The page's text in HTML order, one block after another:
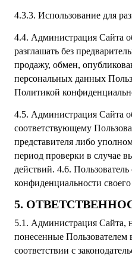
4.3.3. Использование для
4.4. Администрация Сайта
разглашать без
продажу, обмен,
персональных данных
Политикой
4.5. Администрация Сайта
соответствующему
представителя либо
период проверки в случае
действий. 4.6. Пользователь
конфиденциальности
5.
5.1. Администрация Сайта,
понесенные
соответствии с